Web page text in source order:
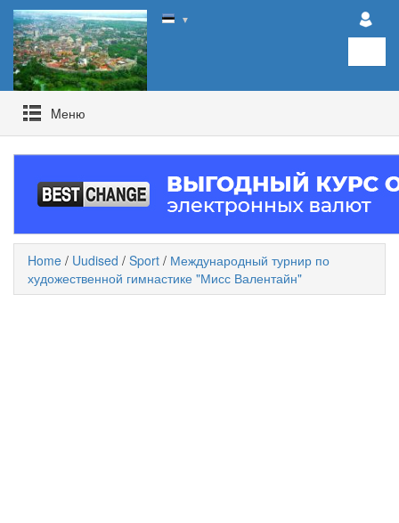
▼
Mеню
Home / Uudised / Sport / Международный турнир по
художественной гимнастике "Мисс Валентайн"